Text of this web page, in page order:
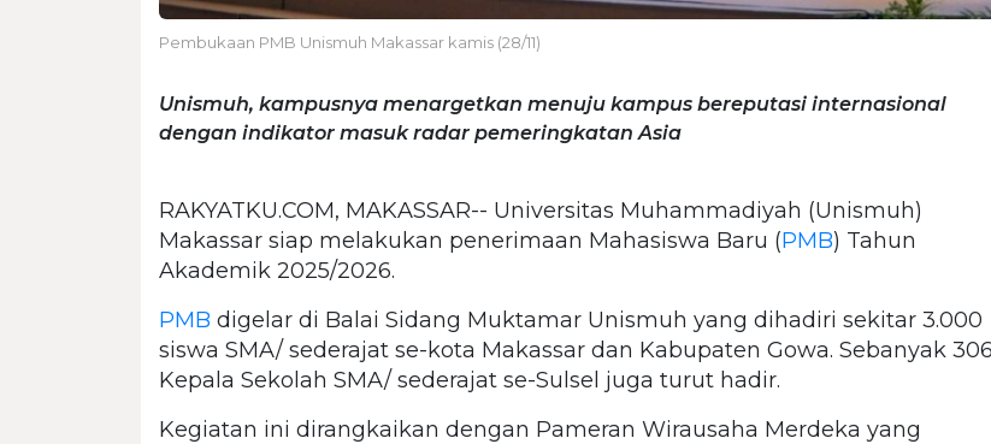
Pembukaan PMB Unismuh Makassar kamis (28/11)
Unismuh, kampusnya menargetkan menuju kampus bereputasi internasional
dengan indikator masuk radar pemeringkatan Asia
RAKYATKU.COM, MAKASSAR-- Universitas Muhammadiyah (Unismuh)
Makassar siap melakukan penerimaan Mahasiswa Baru (PMB) Tahun
Akademik 2025/2026.
PMB digelar di Balai Sidang Muktamar Unismuh yang dihadiri sekitar 3.000
siswa SMA/ sederajat se-kota Makassar dan Kabupaten Gowa. Sebanyak 306
Kepala Sekolah SMA/ sederajat se-Sulsel juga turut hadir.
Kegiatan ini dirangkaikan dengan Pameran Wirausaha Merdeka yang